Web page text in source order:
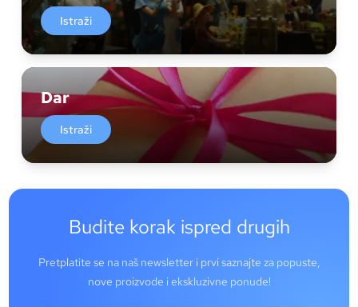
Istraži
Dar
Istraži
Budite korak ispred drugih
Pretplatite se na naš newsletter i prvi saznajte za popuste,
nove proizvode i ekskluzivne ponude!